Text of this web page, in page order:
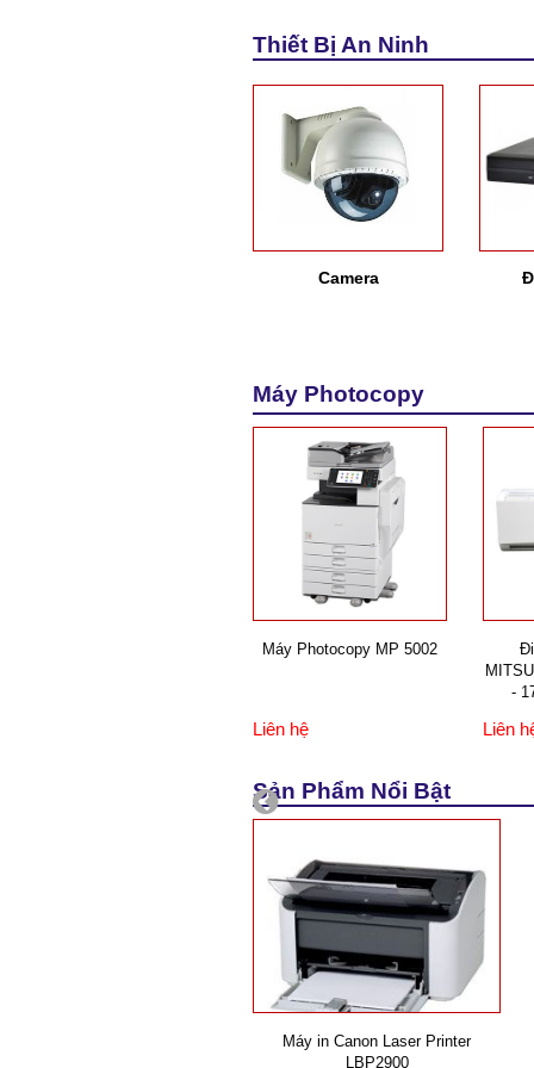
Thiết Bị An Ninh
Camera
Máy Photocopy
Máy Photocopy MP 5002
Liên hệ
-
Liên
Sản Phẩm Nổi Bật
Máy in Canon Laser Printer
LBP2900